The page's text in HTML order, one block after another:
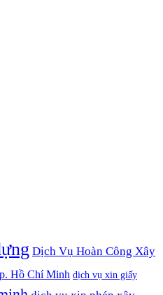
Dịch Vụ Hoàn Công Xây
Hồ Chí Minh dịch vụ xin giấy